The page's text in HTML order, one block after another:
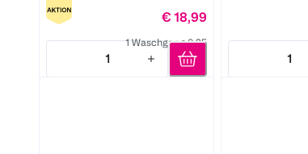
€ 18,99
1 Waschgang 0,25
1
Quantity: 1
1
Quantity: 1